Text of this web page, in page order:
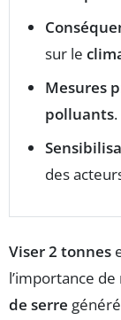
sur le
Mesures
polluants.
des
Viser 2 tonnes
l’importance
de serre